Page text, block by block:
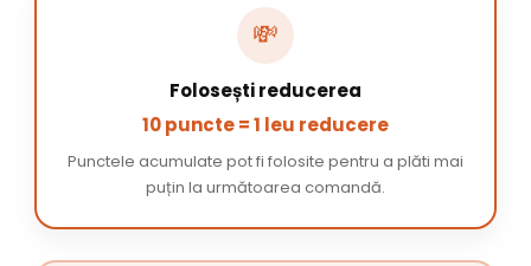
💸
Folosești reducerea
10 puncte = 1 leu reducere
Punctele acumulate pot fi folosite pentru a plăti mai
puțin la următoarea comandă.